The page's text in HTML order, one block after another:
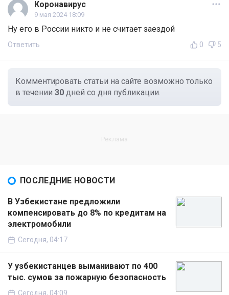
Коронавирус
9 мая 2024 18:09
Ну его в России никто и не считает заездой
Ответить 0 5
Комментировать статьи на сайте возможно только
в течении 30 дней со дня публикации.
ПОСЛЕДНИЕ НОВОСТИ
В Узбекистане предложили
компенсировать до 8% по кредитам на
электромобили
Сегодня, 04:17
У узбекистанцев выманивают по 400
тыс. сумов за пожарную безопасность
Сегодня, 04:09